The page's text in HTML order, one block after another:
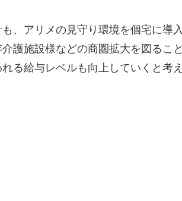
、アリメの見守り環境を個宅に導入
護施設様などの商圏拡大を図ること
る給与レベルも向上していくと考え